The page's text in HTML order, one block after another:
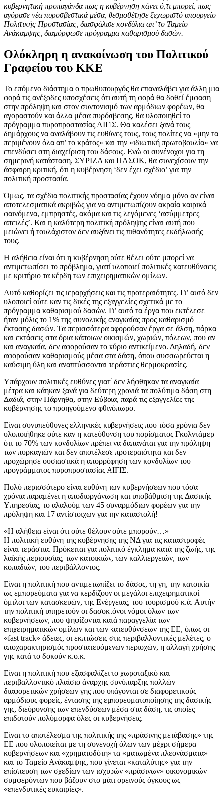
κυβερνητική προπαγάνδα πως η κυβέρνηση κάνει ό,τι μπορεί, πως
αγόρασε νέα πυροσβεστικά μέσα, θεσμοθέτησε ξεχωριστό υπουργείο
Πολιτικής Προστασίας, διασφάλισε κονδύλια απ’ το Ταμείο
Ανάκαμψης, διαμόρφωσε πρόγραμμα καθαρισμού δασών.
Ολόκληρη η ανακοίνωση του Πολιτικού
Γραφείου του ΚΚΕ
Το επόμενο διάστημα ο πρωθυπουργός θα επαναλάβει για άλλη μια
φορά τις ανέξοδες υποσχέσεις ότι αυτή τη φορά θα δοθεί έμφαση
στην πρόληψη και στον συντονισμό των αρμόδιων φορέων, θα
αγοραστούν και άλλα μέσα πυρόσβεσης, θα υλοποιηθεί το
πρόγραμμα πυροπροστασίας ΑΙΓΙΣ. Θα καλέσει ξανά τους
δημάρχους να αναλάβουν τις ευθύνες τους, τους πολίτες να «μην τα
περιμένουν όλα απ’ το κράτος» και την «ιδιωτική πρωτοβουλία» να
επενδύσει στη διαχείριση του δάσους. Ενώ οι συνένοχοι για τη
σημερινή κατάσταση, ΣΥΡΙΖΑ και ΠΑΣΟΚ, θα συνεχίσουν την
άσφαιρη κριτική, ότι η κυβέρνηση ‘δεν έχει σχέδιο’ για την
πολιτική προστασία.
Όμως, τα σχέδια πολιτικής προστασίας έχουν νόημα μόνο αν είναι
αποτελεσματικά ακριβώς για να αντιμετωπίζουν ακραία καιρικά
φαινόμενα, εμπρηστές, ακόμα και τις λεγόμενες ‘ασύμμετρες
απειλές’. Και η καλύτερη πολιτική πρόληψης είναι αυτή που
μειώνει ή τουλάχιστον δεν αυξάνει τις πιθανότητες εκδήλωσής
τους.
Η αλήθεια είναι ότι η κυβέρνηση ούτε θέλει ούτε μπορεί να
αντιμετωπίσει το πρόβλημα, γιατί υλοποιεί πολιτικές κατευθύνσεις
με κριτήριο τα κέρδη των επιχειρηματικών ομίλων.
Αυτό καθορίζει τις ιεραρχήσεις και τις προτεραιότητες. Γι’ αυτό δεν
υλοποιεί ούτε καν τις δικές της εξαγγελίες σχετικά με το
πρόγραμμα καθαρισμού δασών. Γι’ αυτό τα έργα που εκτέλεσε
ήταν μόλις το 1% της συνολικής αναγκαίας προς καθαρισμό
έκτασης δασών. Τα περισσότερα αφορούσαν έργα σε άλση, πάρκα
και εκτάσεις στα όρια κάποιων οικισμών, χωριών, πόλεων, που αν
και αναγκαία, δεν αφορούσαν το κύριο αντικείμενο. Δηλαδή, δεν
αφορούσαν καθαρισμούς μέσα στα δάση, όπου συσσωρεύεται η
καύσιμη ύλη και αναπτύσσονται τεράστιες θερμοκρασίες.
Υπάρχουν πολιτικές ευθύνες γιατί δεν λήφθηκαν τα αναγκαία
μέτρα και κάηκαν ξανά για δεύτερη χρονιά τα πολύτιμα δάση στη
Δαδιά, στην Πάρνηθα, στην Εύβοια, παρά τις εξαγγελίες της
κυβέρνησης το προηγούμενο φθινόπωρο.
Είναι συνυπεύθυνες ελληνικές κυβερνήσεις που τόσα χρόνια δεν
υλοποιήθηκε ούτε καν η κατεύθυνση του πορίσματος Γκολντάμερ
ότι το 70% των κονδυλίων πρέπει να δαπανάται για την πρόληψη
των πυρκαγιών και δεν αποτέλεσε προτεραιότητα και δεν
προχώρησε ουσιαστικά η απορρόφηση των κονδυλίων του
προγράμματος πυροπροστασίας ΑΙΓΙΣ.
Πολύ περισσότερο είναι ευθύνη των κυβερνήσεων που τόσα
χρόνια παραμένει η αποδιοργάνωση και υποβάθμιση της Δασικής
Υπηρεσίας, το αλαλούμ των 45 συναρμόδιων φορέων για την
πρόληψη και 17 αντίστοιχων για την καταστολή!
«Η αλήθεια είναι ότι ούτε θέλουν ούτε μπορούν…»
Η πολιτική ευθύνη της κυβέρνησης της ΝΔ για τις καταστροφές
είναι τεράστια. Πρόκειται για πολιτικό έγκλημα κατά της ζωής, της
λαϊκής περιουσίας, των κατοικιών, των καλλιεργειών, των
κοπαδιών, του περιβάλλοντος.
Είναι η πολιτική που αντιμετωπίζει το δάσος, τη γη, την κατοικία
ως εμπορεύματα για να κερδίζουν οι μεγάλοι επιχειρηματικοί
όμιλοι των κατασκευών, της Ενέργειας, του τουρισμού κ.ά. Αυτήν
την πολιτική υπηρετούν οι δασοκτόνοι νόμοι όλων των
κυβερνήσεων, που ψηφίζονται κατά παραγγελία των
επιχειρηματικών ομίλων και των κατευθύνσεων της ΕΕ, όπως οι
«fast track» άδειες, οι εκπτώσεις στις περιβαλλοντικές μελέτες, ο
αποχαρακτηρισμός προστατευόμενων περιοχών, η αλλαγή χρήσης
γης κατά το δοκούν κ.ο.κ.
Είναι η πολιτική που εξασφαλίζει το χωροταξικό και
περιβαλλοντικό πλαίσιο άναρχης συνύπαρξης πολλών
διαφορετικών χρήσεων γης που υπάγονται σε διαφορετικούς
αρμόδιους φορείς, έντασης της εμπορευματοποίησης της δασικής
γης, διεύρυνσης των επενδύσεων μέσα στα δάση, τις οποίες
επιδοτούν πολύμορφα όλες οι κυβερνήσεις.
Είναι το αποτέλεσμα της πολιτικής της «πράσινης μετάβασης» της
ΕΕ που υλοποιείται με τη συνενοχή όλων των μέχρι σήμερα
κυβερνήσεων και «χρηματοδότη» τα «ματωμένα πλεονάσματα»
και το Ταμείο Ανάκαμψης, που γίνεται «καταλύτης» για την
επίσπευση των σχεδίων των ισχυρών «πράσινων» οικονομικών
συμφερόντων που βάζουν στο μάτι ορεινούς όγκους ως
«επενδυτικές ευκαιρίες».